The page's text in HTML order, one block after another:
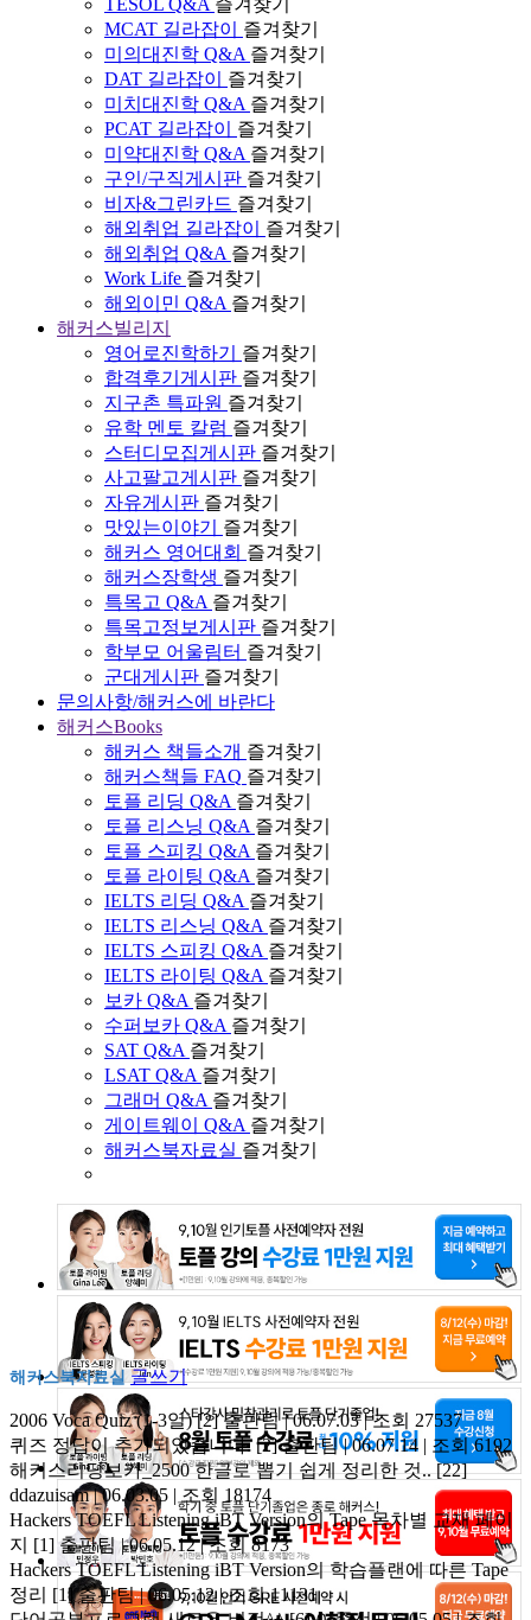
MCAT 길라잡이
즐겨찾기
미의대진학 Q&A 즐겨찾기
DAT 길라잡이
즐겨찾기
미치대진학 Q&A 즐겨찾기
PCAT 길라잡이
즐겨찾기
미약대진학 Q&A 즐겨찾기
구인/구직게시판 즐겨찾기
비자&그린카드 즐겨찾기
해외취업 길라잡이
즐겨찾기
해외취업 Q&A 즐겨찾기
Work Life 즐겨찾기
해외이민 Q&A 즐겨찾기
해커스빌리지
영어로진학하기
즐겨찾기
합격후기게시판 즐겨찾기
지구촌 특파원 즐겨찾기
유학 멘토 칼럼 즐겨찾기
스터디모집게시판 즐겨찾기
사고팔고게시판 즐겨찾기
자유게시판 즐겨찾기
맛있는이야기
즐겨찾기
해커스 영어대회 즐겨찾기
해커스장학생 즐겨찾기
특목고 Q&A 즐겨찾기
특목고정보게시판 즐겨찾기
학부모 어울림터 즐겨찾기
군대게시판 즐겨찾기
문의사항/해커스에 바란다
해커스Books
해커스 책들소개 즐겨찾기
해커스책들 FAQ 즐겨찾기
토플 리딩 Q&A 즐겨찾기
토플 리스닝 Q&A 즐겨찾기
토플 스피킹 Q&A 즐겨찾기
토플 라이팅 Q&A 즐겨찾기
IELTS 리딩 Q&A 즐겨찾기
IELTS 리스닝 Q&A 즐겨찾기
IELTS 스피킹 Q&A 즐겨찾기
IELTS 라이팅 Q&A 즐겨찾기
보카 Q&A 즐겨찾기
수퍼보카 Q&A 즐겨찾기
SAT Q&A 즐겨찾기
LSAT Q&A 즐겨찾기
그래머 Q&A 즐겨찾기
게이트웨이 Q&A 즐겨찾기
해커스북자료실 즐겨찾기
해커스북자료실 글쓰기
2006 Voca Quiz (1-3일)[2] 출판팀 | 06.07.03 | 조회 27537
퀴즈 정답이 추가되었습니다.[2] 출판팀 | 06.07.14 | 조회 6192
해커스리딩보카_2500 한글로 뽑기 쉽게 정리한 것..[22]
ddazuisam | 06.03.05 | 조회 18174
Hackers TOEFL Listening iBT Version의 Tape 목차별 교재 페이
지 [1] 출판팀 | 06.05.12 | 조회 8173
Hackers TOEFL Listening iBT Version의 학습플랜에 따른 Tape
정리 [1] 출판팀 | 06.05.12 | 조회 11131